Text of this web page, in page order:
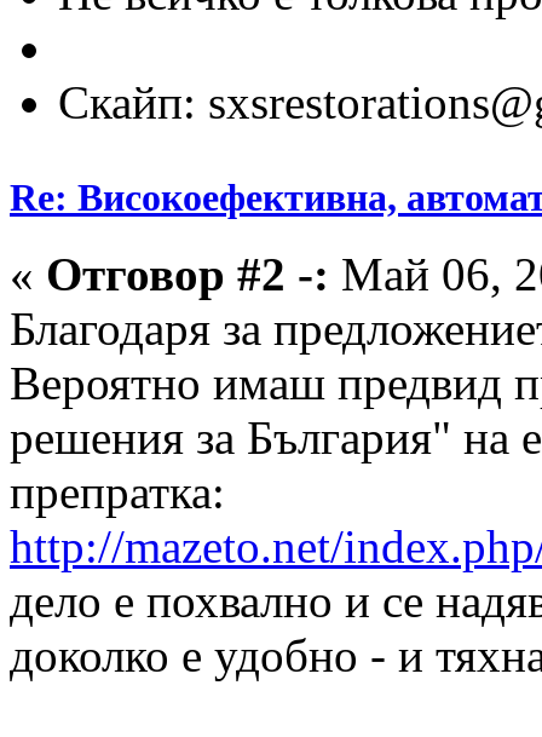
Скайп:
Re: Високоефективна,
« Отговор #2 -: Май 06,
Благодаря за
Вероятно имаш предвид
решения за България" на
препратка:
http://mazeto.net/
дело е похвално и се
доколко е удобно - и